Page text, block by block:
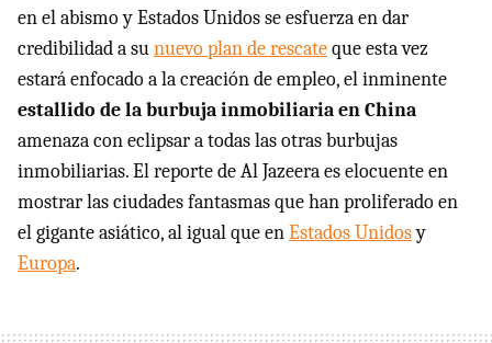
en el abismo y Estados Unidos se esfuerza en dar
credibilidad a sunuevo plan de rescateque esta vez
estará enfocado a la creación de empleo, el inminente
estallido de la burbuja inmobiliaria en China
amenaza con eclipsar a todas las otras burbujas
inmobiliarias. El reporte de Al Jazeera es elocuente en
mostrar las ciudades fantasmas que han proliferado en
el gigante asiático, al igual que enEstados Unidosy
Europa.